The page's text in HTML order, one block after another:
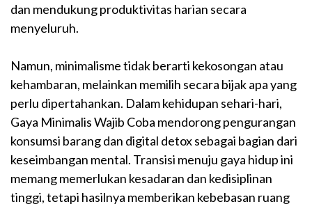
dan mendukung produktivitas harian secara
menyeluruh.
Namun, minimalisme tidak berarti kekosongan atau
kehambaran, melainkan memilih secara bijak apa yang
perlu dipertahankan. Dalam kehidupan sehari-hari,
Gaya Minimalis Wajib Coba mendorong pengurangan
konsumsi barang dan digital detox sebagai bagian dari
keseimbangan mental. Transisi menuju gaya hidup ini
memang memerlukan kesadaran dan kedisiplinan
tinggi, tetapi hasilnya memberikan kebebasan ruang